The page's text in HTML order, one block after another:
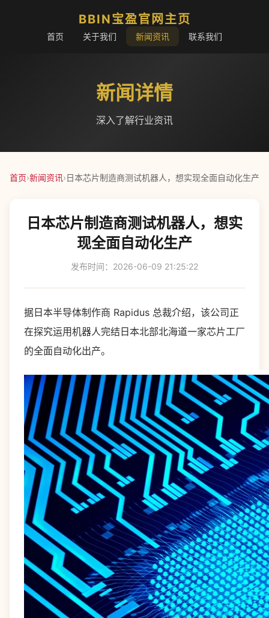
BBIN宝盈官网主页
首页 关于我们 新闻资讯 联系我们
新闻详情
深入了解行业资讯
首页›新闻资讯›日本芯片制造商测试机器人，想实现全面自动化生产
日本芯片制造商测试机器人，想实
现全面自动化生产
发布时间：2026-06-09 21:25:22
据日本半导体制作商 Rapidus 总裁介绍，该公司正
在探究运用机器人完结日本北部北海道一家芯片工厂
的全面自动化出产。